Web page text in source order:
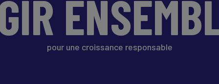
pour une croissance responsable